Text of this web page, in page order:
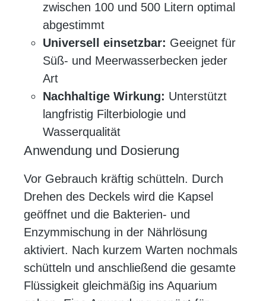
zwischen 100 und 500 Litern optimal
abgestimmt
Universell einsetzbar: Geeignet für
Süß- und Meerwasserbecken jeder
Art
Nachhaltige Wirkung: Unterstützt
langfristig Filterbiologie und
Wasserqualität
Anwendung und Dosierung
Vor Gebrauch kräftig schütteln. Durch
Drehen des Deckels wird die Kapsel
geöffnet und die Bakterien- und
Enzymmischung in der Nährlösung
aktiviert. Nach kurzem Warten nochmals
schütteln und anschließend die gesamte
Flüssigkeit gleichmäßig ins Aquarium